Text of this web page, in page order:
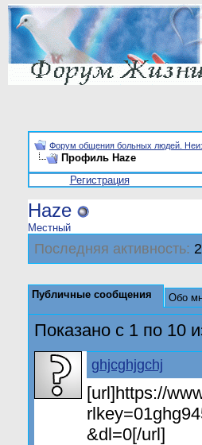
Форум общения больных людей.
Профиль Haze
Регистрация
Haze
Местный
Последняя активность:
Публичные сообщения Обо
Показано с 1 по 10
ghjcghjgchj
[url]https://
&dl=0[/url]